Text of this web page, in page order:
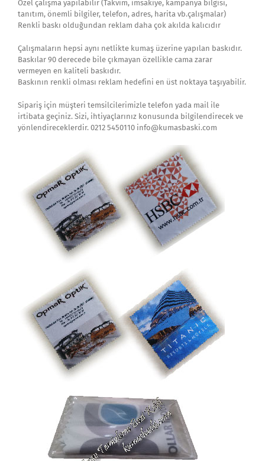
Özel çalışma yapılabilir (Takvim, imsakiye, kampanya bilgisi,
tanıtım, önemli bilgiler, telefon, adres, harita vb.çalışmalar)
Renkli baskı olduğundan reklam daha çok akılda kalıcıdır
Çalışmaların hepsi aynı netlikte kumaş üzerine yapılan baskıdır.
Baskılar 90 derecede bile çıkmayan özellikle cama zarar
vermeyen en kaliteli baskıdır.
Baskının renkli olması reklam hedefini en üst noktaya taşıyabilir.
Sipariş için müşteri temsilcilerimizle telefon yada mail ile
irtibata geçiniz. Sizi, ihtiyaçlarınız konusunda bilgilendirecek ve
yönlendireceklerdir. 0212 5450110 info@kumasbaski.com